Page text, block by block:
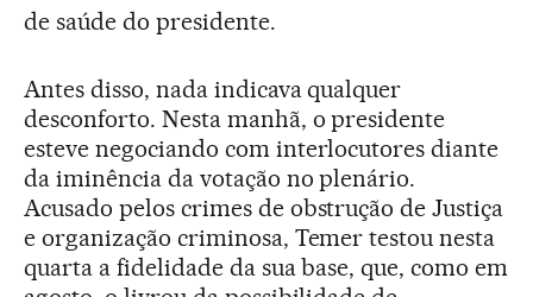
de saúde do presidente.
Antes disso, nada indicava qualquer
desconforto. Nesta manhã, o presidente
esteve negociando com interlocutores diante
da iminência da votação no plenário.
Acusado pelos crimes de obstrução de Justiça
e organização criminosa, Temer testou nesta
quarta a fidelidade da sua base, que, como em